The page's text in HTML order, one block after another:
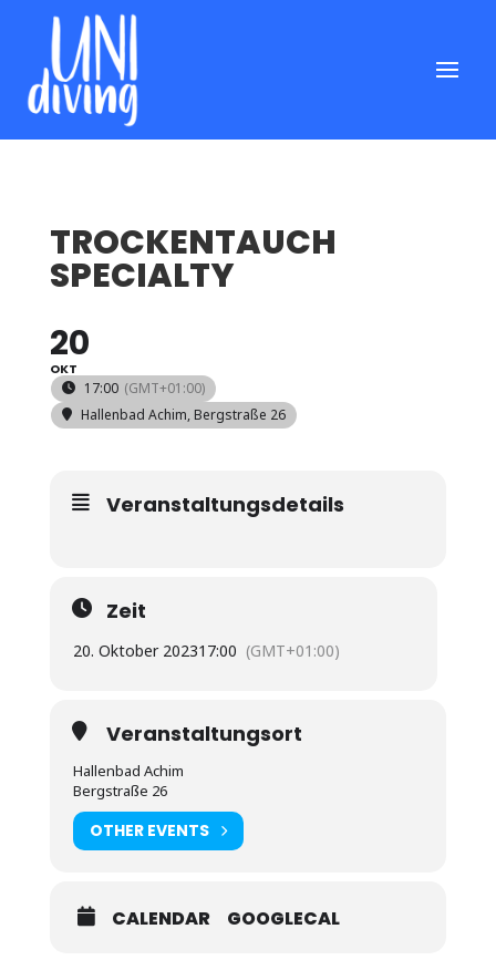
TROCKENTAUCH
SPECIALTY
20
OKT
17:00 (GMT+01:00)
Hallenbad Achim, Bergstraße 26
Veranstaltungsdetails
Zeit
20. Oktober 202317:00 (GMT+01:00)
Veranstaltungsort
Hallenbad Achim
Bergstraße 26
OTHER EVENTS
CALENDAR GOOGLECAL